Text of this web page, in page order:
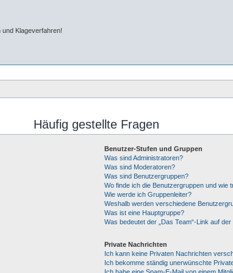
und Klageverfahren!
Häufig gestellte Fragen
Benutzer-Stufen und Gruppen
Was sind Administratoren?
Was sind Moderatoren?
Was sind Benutzergruppen?
Wo finde ich die Benutzergruppen und wie
Wie werde ich Gruppenleiter?
Weshalb werden verschiedene
Was ist eine Hauptgruppe?
Was bedeutet der „Das Team“-Link auf
Private Nachrichten
Ich kann keine Privaten Nachrichten
Ich bekomme ständig unerwünschte